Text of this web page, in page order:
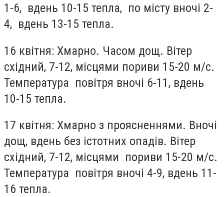
1-6, вдень 10-15 тепла, по місту вночі 2-
4, вдень 13-15 тепла.
16 квітня: Хмарно. Часом дощ. Вітер
східний, 7-12, місцями пориви 15-20 м/с.
Температура повітря вночі 6-11, вдень
10-15 тепла.
17 квітня: Хмарно з проясненнями. Вночі
дощ, вдень без істотних опадів. Вітер
східний, 7-12, місцями пориви 15-20 м/с.
Температура повітря вночі 4-9, вдень 11-
16 тепла.